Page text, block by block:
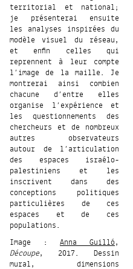
territorial et national;
je présenterai ensuite
les analyses inspirées du
modèle visuel du réseau,
et enfin celles qui
reprennent à leur compte
l’image de la maille. Je
montrerai ainsi combien
chacune d’entre elles
organise l’expérience et
les questionnements des
chercheurs et de nombreux
autres observateurs
autour de l’articulation
des espaces israélo-
palestiniens et les
inscrivent dans des
conceptions politiques
particulières de ces
espaces et de ces
populations.
Image : Anna Guilló,
Découpe, 2017. Dessin
mural, dimensions